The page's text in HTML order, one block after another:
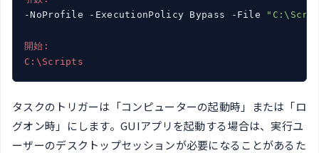
-NoProfile -ExecutionPolicy Bypass -File
開始:
C:\Scripts
タスクのトリガーは「コンピューターの起動時」または「ロ
グオン時」にします。GUIアプリを起動する場合は、実行ユ
ーザーのデスクトップセッションが必要になることがあるた